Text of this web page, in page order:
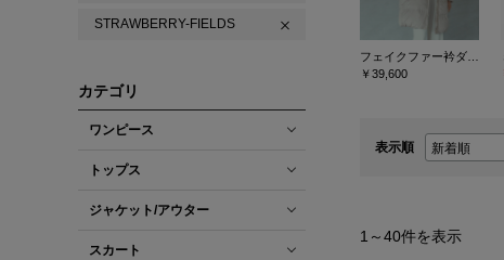
STRAWBERRY-FIELDS
カテゴリ
ワンピース
トップス
ジャケット/アウター
スカート
フェイクファー衿ダウンコート
￥39,600
表示順
1 ～40件を表示